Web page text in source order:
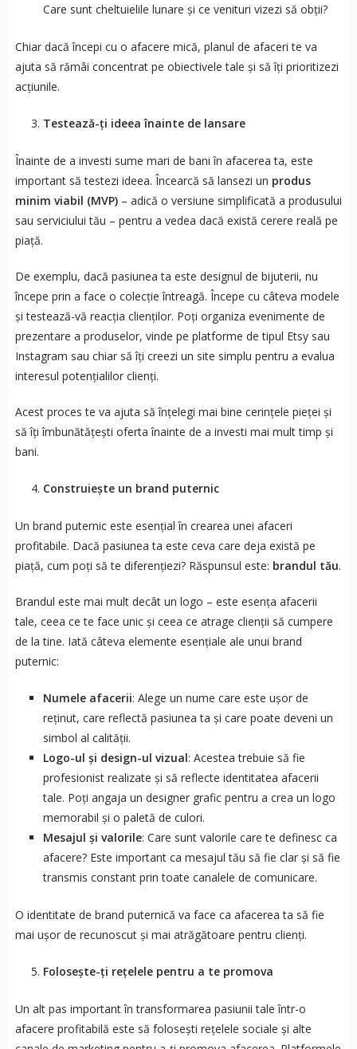
Care sunt cheltuielile lunare și ce venituri vizezi să obții?
Chiar dacă începi cu o afacere mică, planul de afaceri te va
ajuta să rămâi concentrat pe obiectivele tale și să îți prioritizezi
acțiunile.
Testează-ți ideea înainte de lansare
Înainte de a investi sume mari de bani în afacerea ta, este
important să testezi ideea. Încearcă să lansezi un produs
minim viabil (MVP)– adică o versiune simplificată a produsului
sau serviciului tău – pentru a vedea dacă există cerere reală pe
piață.
De exemplu, dacă pasiunea ta este designul de bijuterii, nu
începe prin a face o colecție întreagă. Începe cu câteva modele
și testează-vă reacția clienților. Poți organiza evenimente de
prezentare a produselor, vinde pe platforme de tipul Etsy sau
Instagram sau chiar să îți creezi un site simplu pentru a evalua
interesul potențialilor clienți.
Acest proces te va ajuta să înțelegi mai bine cerințele pieței și
să îți îmbunătățești oferta înainte de a investi mai mult timp și
bani.
Construiește un brand puternic
Un brand puternic este esențial în crearea unei afaceri
profitabile. Dacă pasiunea ta este ceva care deja există pe
piață, cum poți să te diferențiezi? Răspunsul este: brandul tău.
Brandul este mai mult decât un logo – este esența afacerii
tale, ceea ce te face unic și ceea ce atrage clienții să cumpere
de la tine. Iată câteva elemente esențiale ale unui brand
puternic:
Numele afacerii: Alege un nume care este ușor de
reținut, care reflectă pasiunea ta și care poate deveni un
simbol al calității.
Logo-ul și design-ul vizual: Acestea trebuie să fie
profesionist realizate și să reflecte identitatea afacerii
tale. Poți angaja un designer grafic pentru a crea un logo
memorabil și o paletă de culori.
Mesajul și valorile: Care sunt valorile care te definesc ca
afacere? Este important ca mesajul tău să fie clar și să fie
transmis constant prin toate canalele de comunicare.
O identitate de brand puternică va face ca afacerea ta să fie
mai ușor de recunoscut și mai atrăgătoare pentru clienți.
Folosește-ți rețelele pentru a te promova
Un alt pas important în transformarea pasiunii tale într-o
afacere profitabilă este să folosești rețelele sociale și alte